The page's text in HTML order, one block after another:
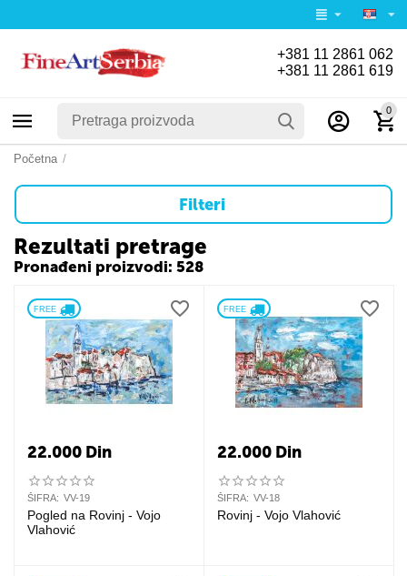
+381 11 2861 062
+381 11 2861 619
0
Početna /
Filteri
Rezultati pretrage
Pronađeni proizvodi: 528
FREE
22.000 Din
ŠIFRA: VV-19
Pogled na Rovinj - Vojo
Vlahović
FREE
22.000 Din
ŠIFRA: VV-18
Rovinj - Vojo Vlahović